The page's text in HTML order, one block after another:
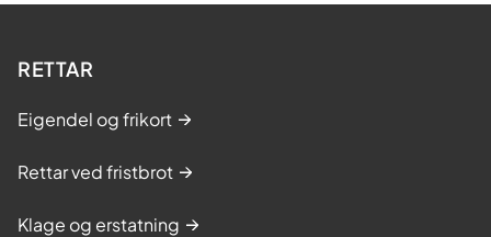
RETTAR
Eigendel og frikort
Rettar ved fristbrot
Klage og erstatning